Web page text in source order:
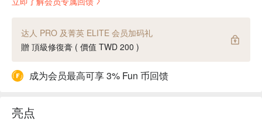
达人 PRO 及菁英 ELITE 会员加码礼
贈 頂級修復膏 ( 價值 TWD 200 )
成为会员最高可享 3% Fun 币回馈
亮点